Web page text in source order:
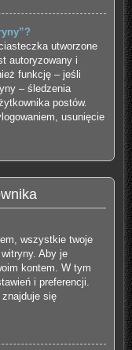
utworzone
autoryzowany i
funkcję – jeśli
– śledzenia
postów.
usunięcie
wszystkie twoje
Aby je
kontem. W tym
i preferencji.
znajduje się